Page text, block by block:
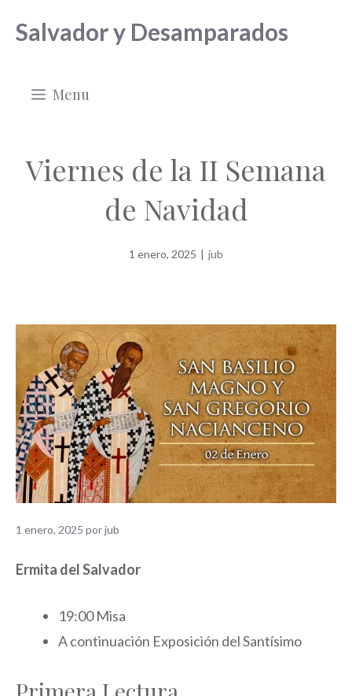
Salvador y Desamparados
Menu
Viernes de la II Semana
de Navidad
1 enero, 2025 | jub
1 enero, 2025 porjub
Ermita del Salvador
19:00 Misa
A continuación Exposición del Santísimo